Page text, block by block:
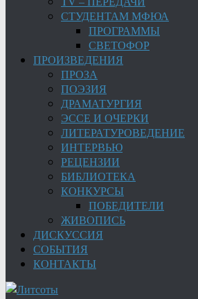
СТУДЕНТАМ МФЮА
ПРОГРАММЫ
СВЕТОФОР
ПРОИЗВЕДЕНИЯ
ПРОЗА
ПОЭЗИЯ
ДРАМАТУРГИЯ
ЭССЕ И ОЧЕРКИ
ЛИТЕРАТУРОВЕДЕНИЕ
ИНТЕРВЬЮ
РЕЦЕНЗИИ
БИБЛИОТЕКА
КОНКУРСЫ
ПОБЕДИТЕЛИ
ЖИВОПИСЬ
ДИСКУССИЯ
СОБЫТИЯ
КОНТАКТЫ